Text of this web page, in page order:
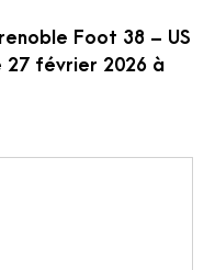
Foot 38 – US
27 février 2026 à